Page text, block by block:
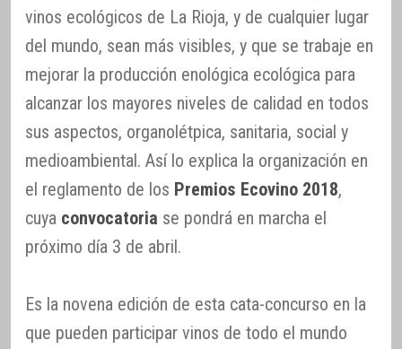
vinos ecológicos de La Rioja, y de cualquier lugar
del mundo, sean más visibles, y que se trabaje en
mejorar la producción enológica ecológica para
alcanzar los mayores niveles de calidad en todos
sus aspectos, organolétpica, sanitaria, social y
medioambiental. Así lo explica la organización en
el reglamento de los Premios Ecovino 2018,
cuya convocatoria se pondrá en marcha el
próximo día 3 de abril.
Es la novena edición de esta cata-concurso en la
que pueden participar vinos de todo el mundo